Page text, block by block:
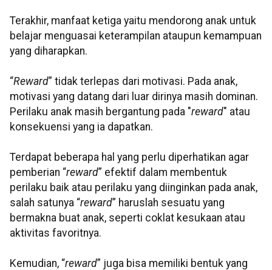
Terakhir, manfaat ketiga yaitu mendorong anak untuk
belajar menguasai keterampilan ataupun kemampuan
yang diharapkan.
“Reward” tidak terlepas dari motivasi. Pada anak,
motivasi yang datang dari luar dirinya masih dominan.
Perilaku anak masih bergantung pada "reward" atau
konsekuensi yang ia dapatkan.
Terdapat beberapa hal yang perlu diperhatikan agar
pemberian “reward” efektif dalam membentuk
perilaku baik atau perilaku yang diinginkan pada anak,
salah satunya “reward” haruslah sesuatu yang
bermakna buat anak, seperti coklat kesukaan atau
aktivitas favoritnya.
Kemudian, “reward” juga bisa memiliki bentuk yang